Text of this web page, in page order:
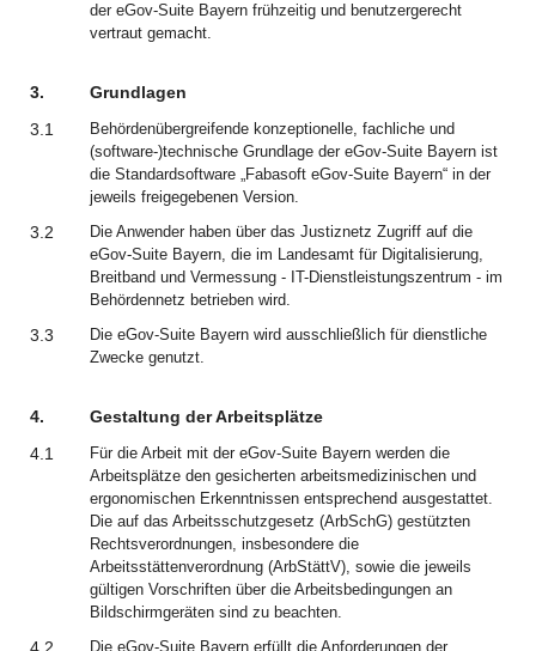
der eGov-Suite Bayern frühzeitig und benutzergerecht
vertraut gemacht.
3.
Grundlagen
3.1
Behördenübergreifende konzeptionelle, fachliche und
(software-)technische Grundlage der eGov-Suite Bayern ist
die Standardsoftware „Fabasoft eGov-Suite Bayern“ in der
jeweils freigegebenen Version.
3.2
Die Anwender haben über das Justiznetz Zugriff auf die
eGov-Suite Bayern, die im Landesamt für Digitalisierung,
Breitband und Vermessung - IT-Dienstleistungszentrum - im
Behördennetz betrieben wird.
3.3
Die eGov-Suite Bayern wird ausschließlich für dienstliche
Zwecke genutzt.
4.
Gestaltung der Arbeitsplätze
4.1
Für die Arbeit mit der eGov-Suite Bayern werden die
Arbeitsplätze den gesicherten arbeitsmedizinischen und
ergonomischen Erkenntnissen entsprechend ausgestattet.
Die auf das Arbeitsschutzgesetz (ArbSchG) gestützten
Rechtsverordnungen, insbesondere die
Arbeitsstättenverordnung (ArbStättV), sowie die jeweils
gültigen Vorschriften über die Arbeitsbedingungen an
Bildschirmgeräten sind zu beachten.
Die eGov-Suite Bayern erfüllt die Anforderungen der